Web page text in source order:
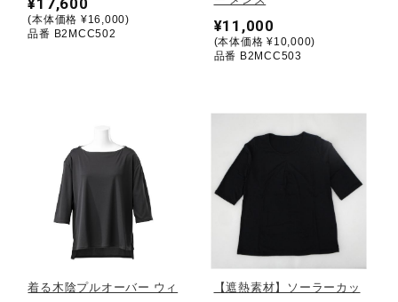
陸上競技
ソフトボール
柔道
ウィンタースポーツ
(本体価格 ¥16,000)
品番 B2MCC502
¥11,000
(本体価格 ¥10,000)
品番 B2MCC503
着る木陰プルオーバー ウィ
【遮熱素材】ソーラーカッ